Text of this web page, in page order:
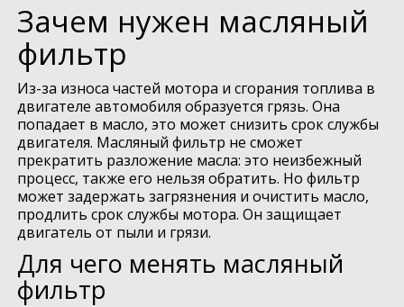
Зачем нужен масляный
фильтр
Из-за износа частей мотора и сгорания топлива в
двигателе автомобиля образуется грязь. Она
попадает в масло, это может снизить срок службы
двигателя. Масляный фильтр не сможет
прекратить разложение масла: это неизбежный
процесс, также его нельзя обратить. Но фильтр
может задержать загрязнения и очистить масло,
продлить срок службы мотора. Он защищает
двигатель от пыли и грязи.
Для чего менять масляный
фильтр